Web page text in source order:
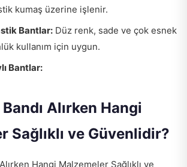
kumaş üzerine işlenir.
Bantlar: Düz renk, sade ve çok esnek
kullanım için uygun.
Bantlar:
Alırken Hangi
Sağlıklı ve Güvenlidir?
Hangi Malzemeler Sağlıklı ve